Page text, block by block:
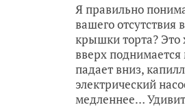
Я правильно
вашего отсутствия
крышки торта?
вверх
падает вниз,
электрический
медленнее…